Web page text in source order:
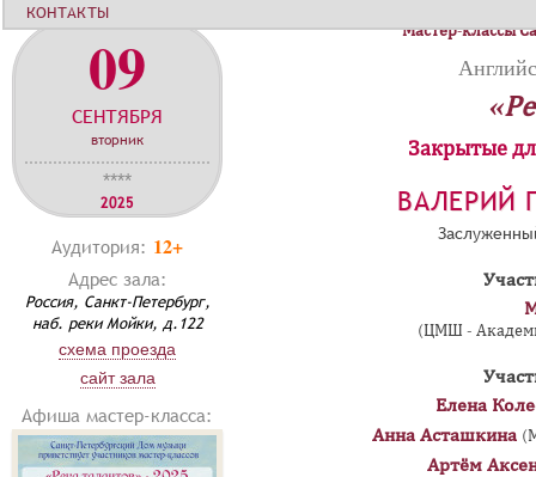
09
СЕНТЯБРЯ
вторник
****
2025
Аудитория: 12+
Адрес зала:
Россия, Санкт-Петербург,
наб. реки Мойки, д.122
схема проезда
сайт зала
Афиша мастер-класса:
Мастер-классы
Закрытые
ВАЛЕРИЙ
(ЦМШ -
Елена
Анна Асташкина
Артём
КОНТАКТЫ